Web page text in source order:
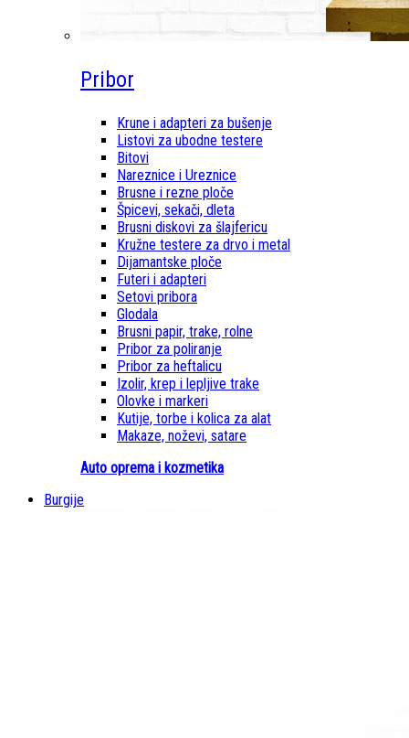
Pribor
Krune i adapteri za bušenje
Listovi za ubodne testere
Bitovi
Nareznice i Ureznice
Brusne i rezne ploče
Špicevi, sekači, dleta
Brusni diskovi za šlajfericu
Kružne testere za drvo i metal
Dijamantske ploče
Futeri i adapteri
Setovi pribora
Glodala
Brusni papir, trake, rolne
Pribor za poliranje
Pribor za heftalicu
Izolir, krep i lepljive trake
Olovke i markeri
Kutije, torbe i kolica za alat
Makaze, noževi, satare
Auto oprema i kozmetika
Burgije